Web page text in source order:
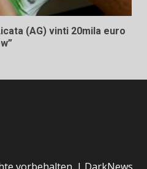
(AG) vinti 20mila euro